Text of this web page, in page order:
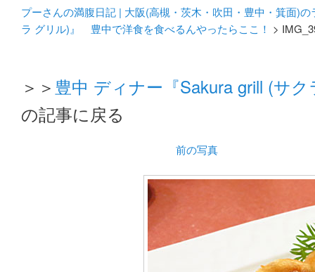
プーさんの満腹日記 | 大阪(高槻・茨木・吹田・豊中・箕面)
ラ グリル)』 豊中で洋食を食べるんやったらここ！ >
＞＞ 豊中 ディナー『Sakura grill (サ
の記事に戻る
前の写真